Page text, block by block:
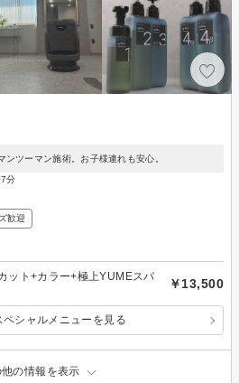
ツーマン施術。お子様連れも安心。
分
歓迎
ット+カラー+極上YUMEスパ
￥13,500
ペシャルメニューを見る
他の情報を表示